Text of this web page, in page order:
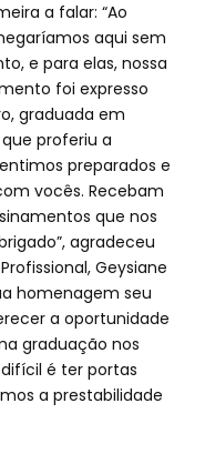
a falar: “Ao
aqui sem
e para elas, nossa
foi expresso
graduada em
proferiu a
preparados e
vocês. Recebam
que nos
agradeceu
Geysiane
homenagem seu
a oportunidade
graduação nos
é ter portas
a prestabilidade